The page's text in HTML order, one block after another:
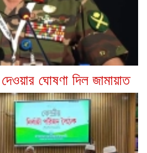
দেওয়ার ঘোষণা দিল জামায়াত